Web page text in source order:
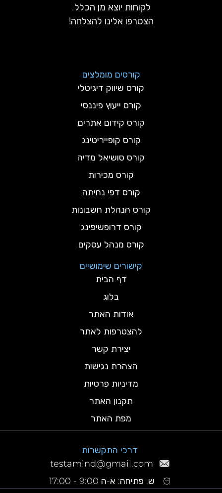
לקוחות יוצא מן הכלל.
הצטרפו אלינו להצלחה!
קורסים מומלצים
קורס שיווק דיגיטלי
קורס ייעוץ פיננסי
קורס קידום אתרים
קורס קופייריטינג
קורס סושיאל מדיה
קורס מכירות
קורס דפי נחיתה
קורס הנהלת חשבונות
קורס דרופשיפינג
קורס מנהל עסקים
קישורים שימושיים
דף הבית
בלוג
אודות האתר
להצטרפות לאתר
יצירת קשר
הצהרת נגישות
מדיניות פרטיות
תקנון האתר
מפת האתר
דרכי התקשרות
testamind@gmail.com
ש. פתיחה: א-ה 9:00 - 17:00